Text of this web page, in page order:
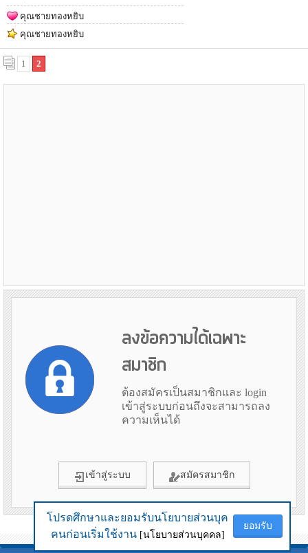
โปรดศึกษาและยอมรับนโยบายส่วนบุค
คนก่อนเริ่มใช้งาน [นโยบายส่วนบุคคล]
ยอมรับ
คุณชายทองหยิบ
คุณชายทองหยิบ
1 2
ลงข้อความได้เฉพาะ
สมาชิก
ต้องสมัครเป็นสมาชิกและ login
เข้าสู่ระบบก่อนถึงจะสามารถลง
ความเห็นได้
เข้าสู่ระบบ สมัครสมาชิก
ข้อมูลเมื่อ 6th August 2026 20:48
โปรดศึกษาและยอมรับนโยบายส่วนบุค
คนก่อนเริ่มใช้งาน [นโยบายส่วนบุคคล]
ยอมรับ